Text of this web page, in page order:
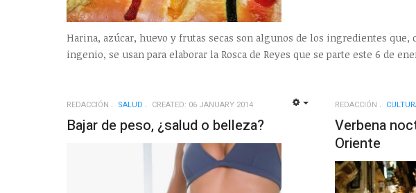
Harina, azúcar, huevo y frutas secas son algunos de los ingredientes que,
ingenio, se usan para elaborar la Rosca de Reyes que se parte este 6 de
REDACCIÓN SALUD CREATED: 06 JANUARY 2014
Bajar de peso, ¿salud o belleza?
REDACCIÓN
Verbena
Oriente